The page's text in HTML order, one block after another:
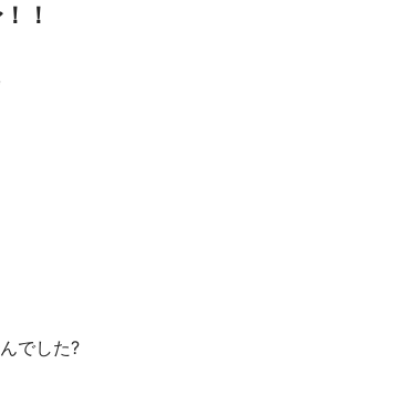
！
でした?